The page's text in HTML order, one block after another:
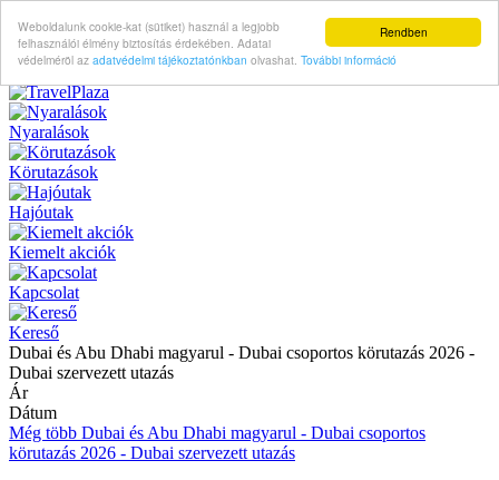
Rendben
Weboldalunk cookie-kat (sütiket) használ a legjobb
felhasználói élmény biztosítás érdekében. Adatai
védelméröl az adatvédelmi tájékoztatónkban olvashat. További információ
Nyaralások
Körutazások
Hajóutak
Kiemelt akciók
Kapcsolat
Kereső
Dubai és Abu Dhabi magyarul - Dubai csoportos körutazás 2026 -
Dubai szervezett utazás
Ár
Dátum
Még több Dubai és Abu Dhabi magyarul - Dubai csoportos
körutazás 2026 - Dubai szervezett utazás